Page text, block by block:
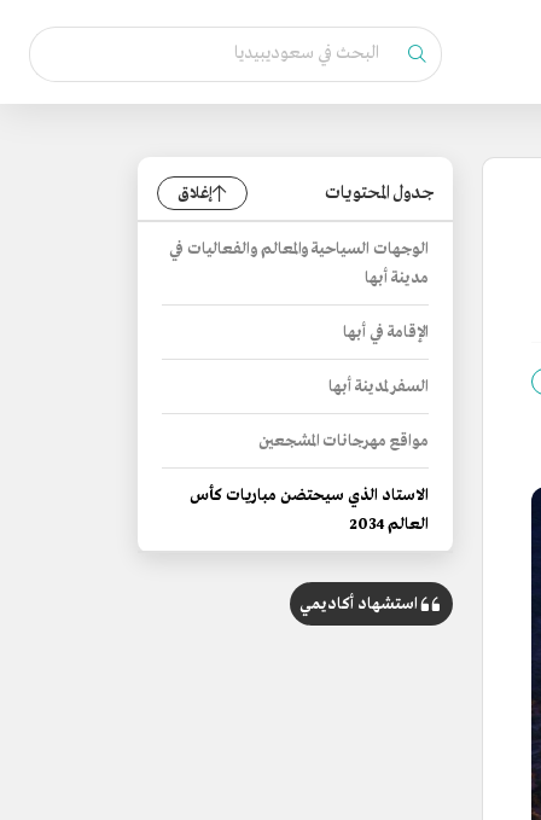
جدول المحتويات إغلاق
الوجهات السياحية والمعالم والفعاليات في
مدينة أبها
الإقامة في أبها
السفر لمدينة أبها
مواقع مهرجانات المشجعين
الاستاد الذي سيحتضن مباريات كأس
العالم 2034
استشهاد أكاديمي